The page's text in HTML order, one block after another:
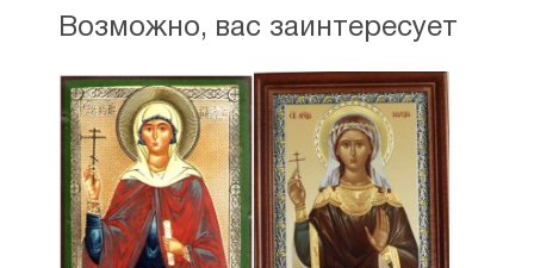
Возможно, вас заинтересует